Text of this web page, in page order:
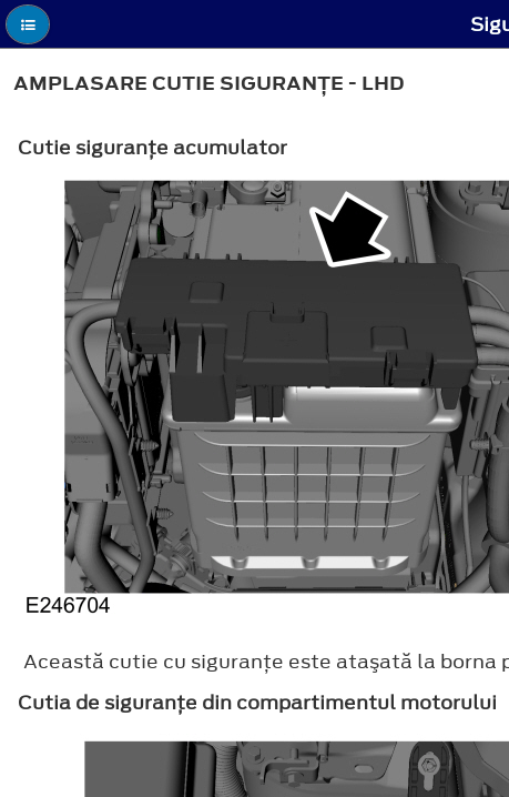
AMPLASARE CUTIE SIGURANŢE - LHD
Cutie siguranţe acumulator
Această cutie cu siguranţe este ataşată la borna
Cutia de siguranţe din compartimentul motorului